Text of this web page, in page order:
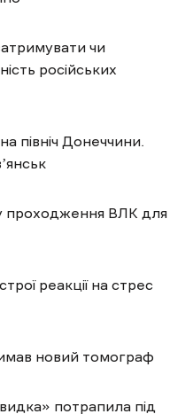
чи
російських
північ Донеччини.
проходження ВЛК для
реакції на стрес
новий томограф
потрапила під